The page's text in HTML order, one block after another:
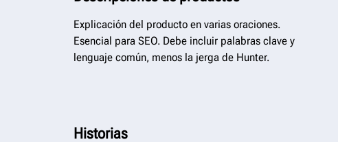
Explicación del producto en varias oraciones.
Esencial para SEO. Debe incluir palabras clave y
lenguaje común, menos la jerga de Hunter.
Historias